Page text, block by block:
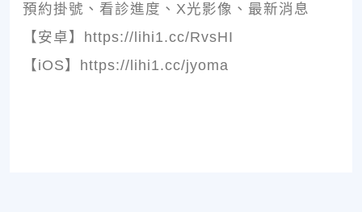
預約掛號、看診進度、X光影像、最新消息
【安卓】https://lihi1.cc/RvsHI
【iOS】https://lihi1.cc/jyoma